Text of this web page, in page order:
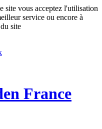
site vous acceptez l'utilisation
service ou encore à
site
France